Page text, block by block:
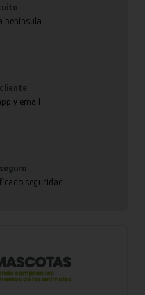
península
y email
seguridad